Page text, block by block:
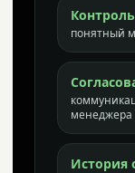
понятный
менеджера
История